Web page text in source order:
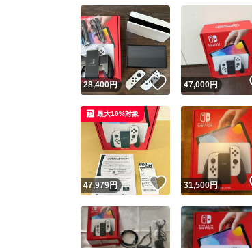
28,400円 いいね！
47,000円
47,979円 いいね！
最大10%対象
31,500円